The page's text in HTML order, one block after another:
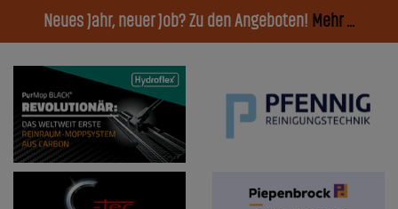
Neues Jahr, neuer Job? Zu den Angeboten! Mehr ...